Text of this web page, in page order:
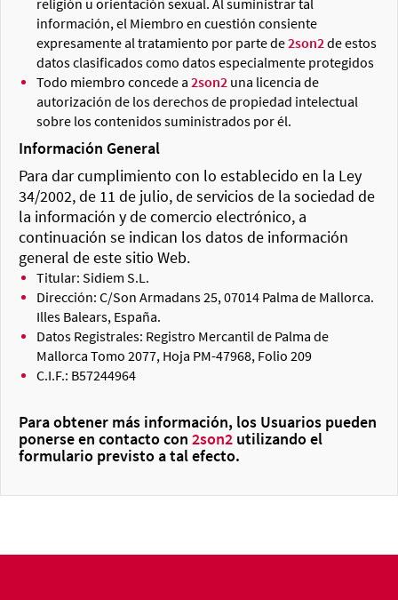
información, el Miembro en cuestión consiente
expresamente al tratamiento por parte de2son2 de estos
datos clasificados como datos especialmente protegidos
Todo miembro concede a 2son2 una licencia de
autorización de los derechos de propiedad intelectual
sobre los contenidos suministrados por él.
Información General
Para dar cumplimiento con lo establecido en la Ley
34/2002, de 11 de julio, de servicios de la sociedad de
la información y de comercio electrónico, a
continuación se indican los datos de información
general de este sitio Web.
Titular: Sidiem S.L.
Dirección: C/Son Armadans 25, 07014 Palma de Mallorca.
Illes Balears, España.
Datos Registrales: Registro Mercantil de Palma de
Mallorca Tomo 2077, Hoja PM-47968, Folio 209
C.I.F.: B57244964
Para obtener más información, los Usuarios pueden
ponerse en contacto con 2son2 utilizando el
formulario previsto a tal efecto.